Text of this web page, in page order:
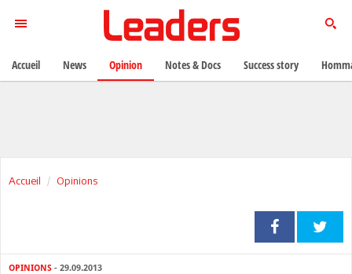
Accueil Opinions
OPINIONS - 29.09.2013
Accueil News Opinion Notes & Docs Success story